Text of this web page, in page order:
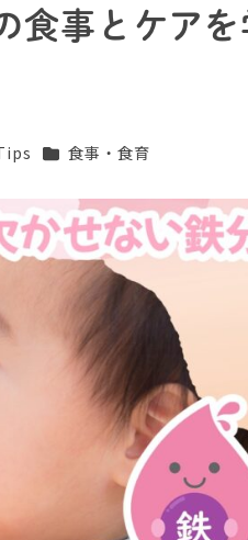
食事とケアを
カテゴリー
食事・食育